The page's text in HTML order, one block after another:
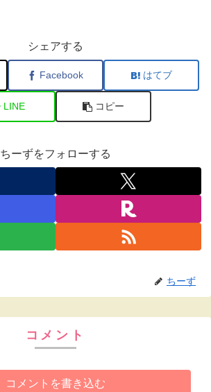
シェアする
Facebook はてブ
LINE コピー
ちーずをフォローする
ちーず
コメント
コメントを書き込む